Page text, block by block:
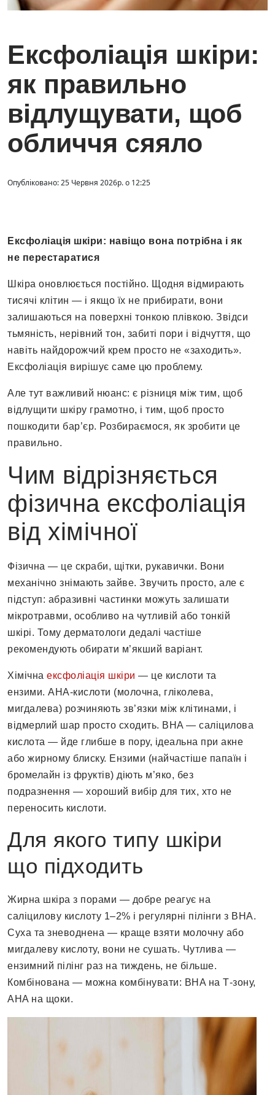
Ексфоліація шкіри:
як правильно
відлущувати, щоб
обличчя сяяло
Опубліковано: 25 Червня 2026р. о 12:25
Ексфоліація шкіри: навіщо вона потрібна і як
не перестаратися
Шкіра оновлюється постійно. Щодня відмирають
тисячі клітин — і якщо їх не прибирати, вони
залишаються на поверхні тонкою плівкою. Звідси
тьмяність, нерівний тон, забиті пори і відчуття, що
навіть найдорожчий крем просто не «заходить».
Ексфоліація вирішує саме цю проблему.
Але тут важливий нюанс: є різниця між тим, щоб
відлущити шкіру грамотно, і тим, щоб просто
пошкодити бар’єр. Розбираємося, як зробити це
правильно.
Чим відрізняється
фізична ексфоліація
від хімічної
Фізична — це скраби, щітки, рукавички. Вони
механічно знімають зайве. Звучить просто, але є
підступ: абразивні частинки можуть залишати
мікротравми, особливо на чутливій або тонкій
шкірі. Тому дерматологи дедалі частіше
рекомендують обирати м’якший варіант.
Хімічна ексфоліація шкіри — це кислоти та
ензими. AHA-кислоти (молочна, гліколева,
мигдалева) розчиняють зв’язки між клітинами, і
відмерлий шар просто сходить. BHA — саліцилова
кислота — йде глибше в пору, ідеальна при акне
або жирному блиску. Ензими (найчастіше папаїн і
бромелайн із фруктів) діють м’яко, без
подразнення — хороший вибір для тих, хто не
переносить кислоти.
Для якого типу шкіри
що підходить
Жирна шкіра з порами — добре реагує на
саліцилову кислоту 1–2% і регулярні пілінги з BHA.
Суха та зневоднена — краще взяти молочну або
мигдалеву кислоту, вони не сушать. Чутлива —
ензимний пілінг раз на тиждень, не більше.
Комбінована — можна комбінувати: BHA на Т-зону,
AHA на щоки.